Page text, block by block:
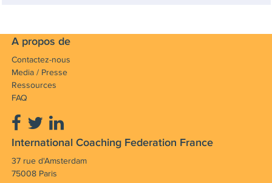
cela a sur les individus et les équipes.
responsabilité sociétale et d’intégration.
Elle travaille pro bono avec 2
Solidaire” et “60 000 rebonds”.
Elle a la conviction qu’en contribuant à
libérer le potentiel humain, chacun peut
être plus performant, heureux et
A propos de
Contactez-nous
Media / Presse
Ressources
FAQ
International Coaching Federation France
37 rue d'Amsterdam
75008 Paris